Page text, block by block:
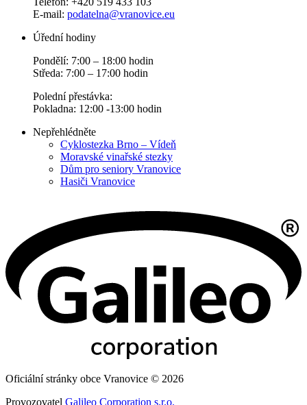
E-mail: podatelna@vranovice.eu
Úřední hodiny
Pondělí: 7:00 – 18:00 hodin
Středa: 7:00 – 17:00 hodin
Polední přestávka:
Pokladna: 12:00 -13:00 hodin
Nepřehlédněte
Cyklostezka Brno – Vídeň
Moravské vinařské stezky
Dům pro seniory Vranovice
Hasiči Vranovice
Oficiální stránky obce Vranovice © 2026
Provozovatel Galileo Corporation s.r.o.